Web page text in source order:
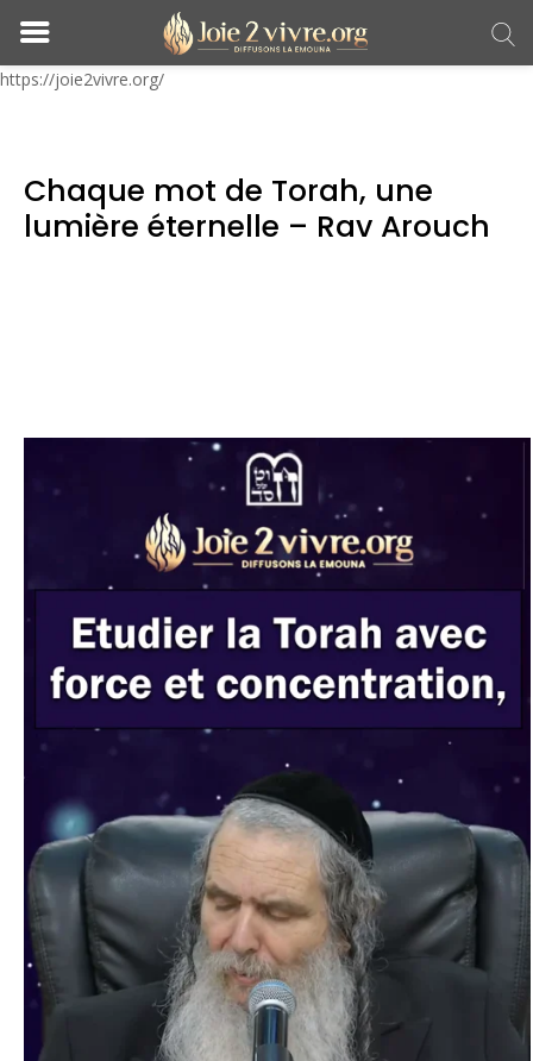
https://joie2vivre.org/
Chaque mot de Torah, une
lumière éternelle – Rav Arouch